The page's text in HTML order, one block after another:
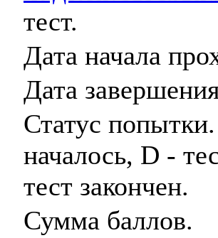
тест.
Дата начала
Дата
Статус
началось, D -
тест закончен.
Сумма баллов.